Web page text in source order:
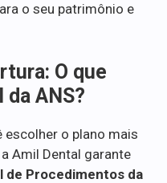
o seu patrimônio e
O que
ANS?
escolher o plano mais
Amil Dental garante
de Procedimentos da